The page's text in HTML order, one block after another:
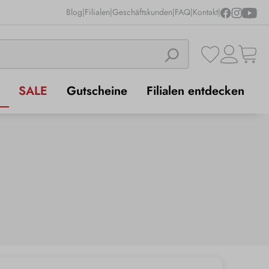
Blog|Filialen|Geschäftskunden|FAQ|Kontakt|
SALE Gutscheine Filialen entdecken